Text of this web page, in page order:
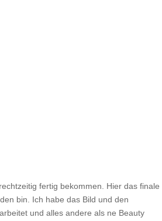
fertig bekommen. Hier das finale
bin. Ich habe das Bild und den
und alles andere als ne Beauty